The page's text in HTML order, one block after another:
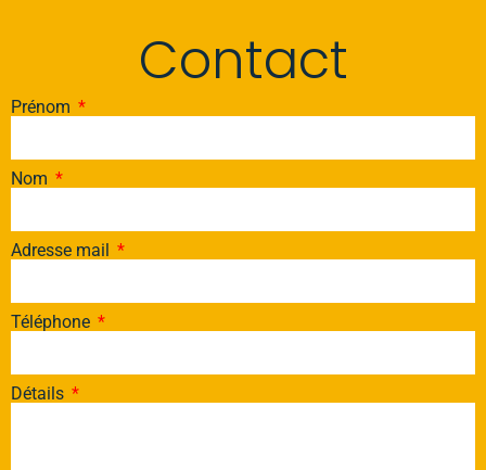
Contact
Prénom
Nom
Adresse mail
Téléphone
Détails